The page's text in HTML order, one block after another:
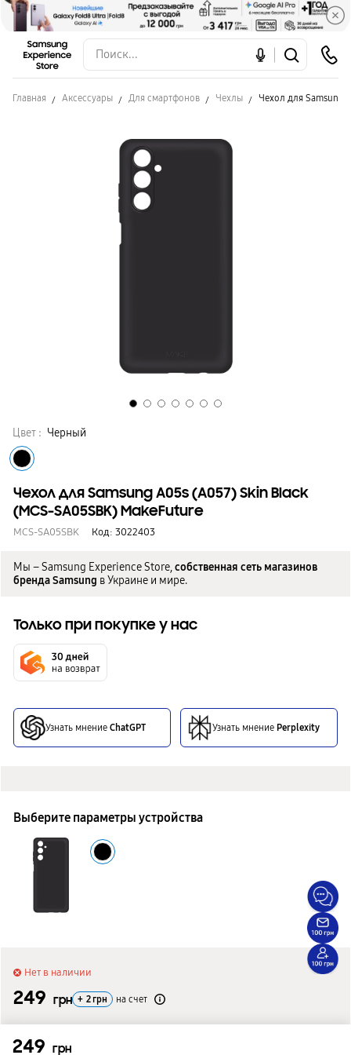
Главная Аксессуары Для смартфонов Чехлы Чехол для Samsung
Цвет : Черный
Чехол для Samsung A05s (A057) Skin Black
(MCS-SA05SBK) MakeFuture
MCS-SA05SBK Код: 3022403
Мы – Samsung Experience Store,собственная сеть магазинов
бренда Samsung в Украине и мире.
Только при покупке у нас
Узнать мнение ChatGPT Узнать мнение Perplexity
Выберите параметры устройства
Нет в наличии
249 грн + 2 грн на счет
Сообщить о поступлении
249 грн